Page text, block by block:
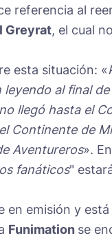
referencia al
Greyrat, el cual
esta situación: «
al final
llegó hasta el
Continente de
Aventureros».
fanáticos"
en emisión y
Funimation se